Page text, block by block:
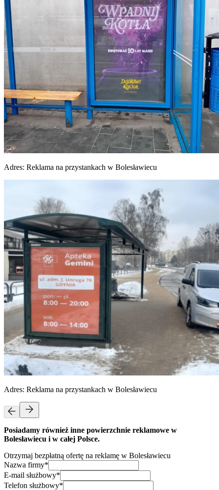
Adres: Reklama na przystankach w Bolesławiecu
Adres: Reklama na przystankach w Bolesławiecu
Posiadamy również inne powierzchnie reklamowe w
Bolesławiecu i w całej Polsce.
Otrzymaj bezpłatną ofertę na reklamę w Bolesławiecu
Nazwa firmy*
E-mail służbowy*
Telefon służbowy*